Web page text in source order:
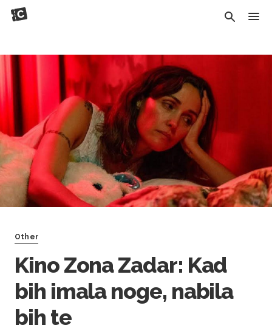
Other
Kino Zona Zadar: Kad
bih imala noge, nabila
bih te